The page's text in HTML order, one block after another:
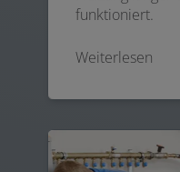
funktioniert.
Weiterlesen